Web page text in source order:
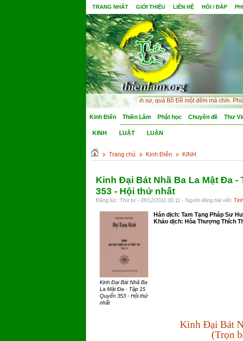
TRANG NHẤT GIỚI THIỆU LIÊN HỆ HỎI / ĐÁP
Nguyền mong thân cận minh sư, quả Bồ Đề một đêm mà chín. Phúc
Kinh Điển
KINH LUẬT LUẬN
Thiền Lâm Phật học Chuyên đề Thư
Trang chủ Kinh Điển KINH
Kinh Đại Bát Nhã Ba La Mật Đa -
353 - Hội thứ nhất
Đăng lúc: Thứ tư - 28/12/2011 05:11 - Người đăng bài viết:
Kinh Đại Bát Nhã Ba
La Mật Đa - Tập 15
Quyển 353 - Hội thứ
nhất
Hán dịch: Tam Tạng Pháp Sư
Khảo dịch: Hòa Thượng Thích
Kinh Đại Bát
(Trọn